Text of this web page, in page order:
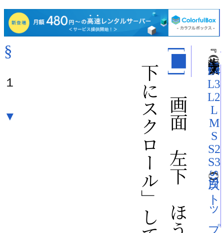
『 転人生 』（
）（文字大：
L4
L3
L2
L
M
S
S2
S3
SS トップ
[■]
§
１
▼